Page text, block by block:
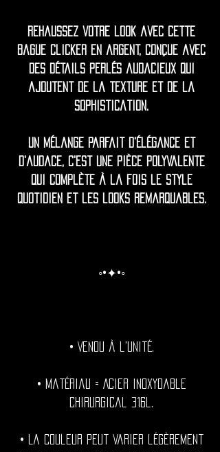
Rehaussez votre look avec cette
bague clicker en argent, conçue avec
des détails perlés audacieux qui
ajoutent de la texture et de la
sophistication.
Un mélange parfait d'élégance et
d'audace, c'est une pièce polyvalente
qui complète à la fois le style
quotidien et les looks remarquables.
◦•✦•◦
• Vendu à l'unité.
• Matériau = Acier inoxydable
chirurgical 316l.
• La couleur peut varier légèrement